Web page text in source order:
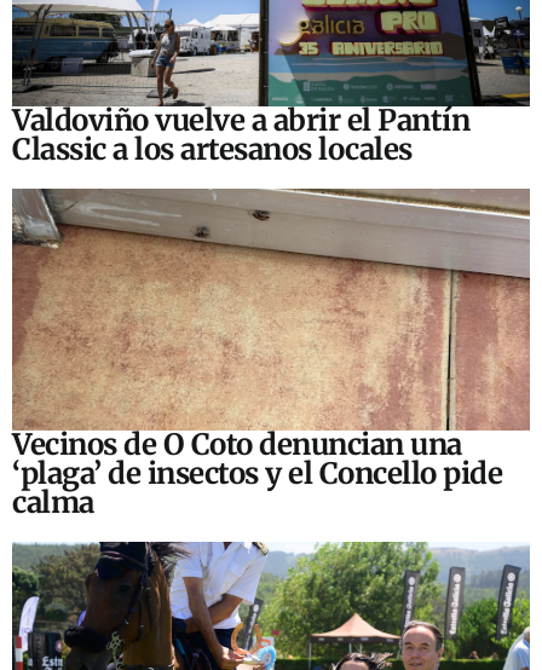
Valdoviño vuelve a abrir el Pantín
Classic a los artesanos locales
Vecinos de O Coto denuncian una
‘plaga’ de insectos y el Concello pide
calma